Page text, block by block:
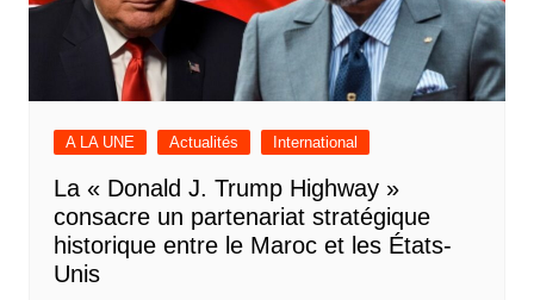
A LA UNE Actualités International
La « Donald J. Trump Highway »
consacre un partenariat stratégique
historique entre le Maroc et les États-
Unis